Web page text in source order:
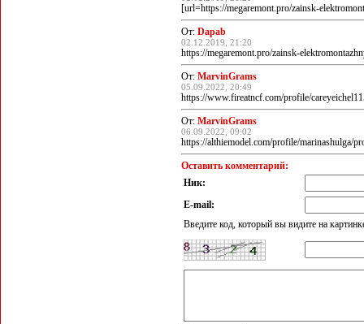
[url=https://megaremont.pro/zainsk-
От: Dapab
02.12.2019, 21:20
https://megaremont.pro/zainsk-
От: MarvinGrams
05.09.2022, 20:49
https://www.fireatncf.com/profile/
От: MarvinGrams
06.09.2022, 09:02
https://althiemodel.com/profile/marinashulga/
Оставить комментарий:
Ник:
E-mail:
Введите код, который вы видите на